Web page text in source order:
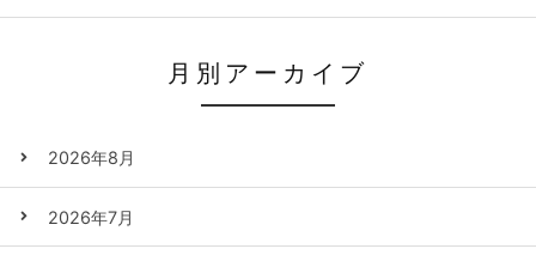
月別アーカイブ
2026年8月
2026年7月